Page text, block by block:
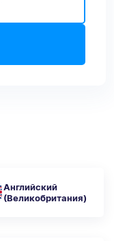
Английский
(Великобритания)